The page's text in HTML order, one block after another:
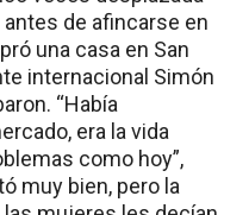
de afincarse en
una casa en San
internacional Simón
“Había
era la vida
como hoy”,
muy bien, pero la